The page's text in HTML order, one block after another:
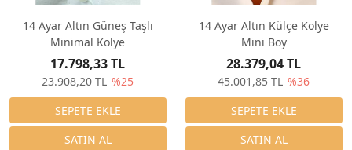
14 Ayar Altın Güneş Taşlı
Minimal Kolye
23.908,20 TL %25
17.798,33 TL
14 Ayar Altın Külçe Kolye
Mini Boy
45.001,85 TL %36
28.379,04 TL